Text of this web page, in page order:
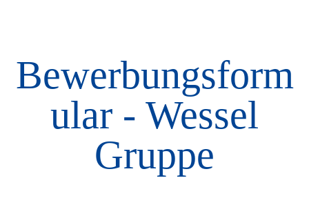
Bewerbungsform
ular - Wessel
Gruppe